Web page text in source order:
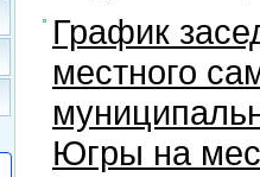
График
местного
Югры на